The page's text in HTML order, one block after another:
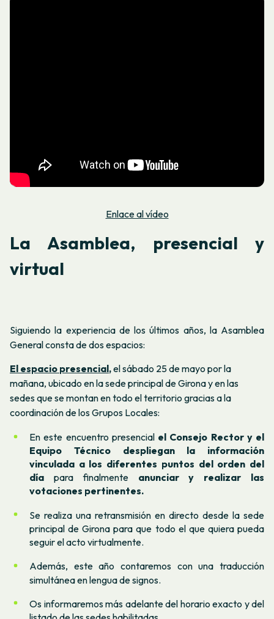
Enlace al vídeo
La Asamblea, presencial y
virtual
Siguiendo la experiencia de los últimos años, la Asamblea
General consta de dos espacios:
El espacio presencial,el sábado 25 de mayo por la
mañana, ubicado en la sede principal de Girona y en las
sedes que se montan en todo el territorio gracias a la
coordinación de los Grupos Locales:
En este encuentro presencial el Consejo Rector y el
Equipo Técnico despliegan la información
vinculada a los diferentes puntos del orden del
día para finalmente anunciar y realizar las
votaciones pertinentes.
Se realiza una retransmisión en directo desde la sede
principal de Girona para que todo el que quiera pueda
seguir el acto virtualmente.
Además, este año contaremos con una traducción
simultánea en lengua de signos.
Os informaremos más adelante del horario exacto y del